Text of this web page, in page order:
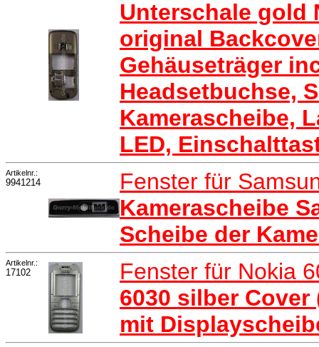
Unterschale gold
original
Gehäuseträger
Headsetbuchse,
Kamerascheibe,
LED,
Artikelnr.:
9941214
Fenster für
Kamerascheibe
Scheibe der
Artikelnr.:
17102
Fenster für Nokia
6030 silber Cover
mit